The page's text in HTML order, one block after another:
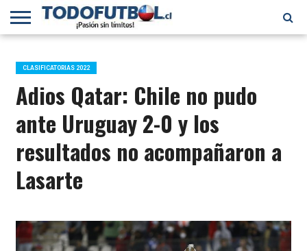
PRIMERA
B
SELECCIÓN
CHILENA
CHILENOS
EN EL
MUNDO
FÚTBOL
INTERNACIONAL
CLASIFICATORIAS 2022
Adios Qatar: Chile no pudo
ante Uruguay 2-0 y los
resultados no acompañaron a
Lasarte